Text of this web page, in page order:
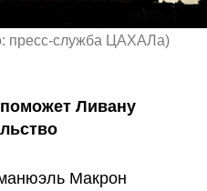
пресс-служба ЦАХАЛа)
Ливану
Макрон